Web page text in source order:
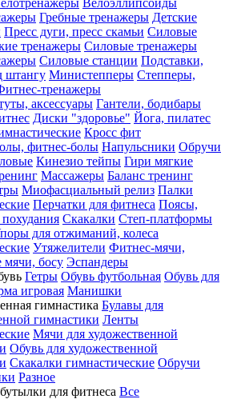
Велоэллипсоиды
Гребные тренажеры Детские
Пресс дуги, пресс скамьи Силовые
тренажеры Силовые тренажеры
Силовые станции Подставки,
штангу Министепперы Степперы,
тренажеры
аксессуары Гантели, бодибары
Диски "здоровье" Йога, пилатес
Кросс фит
фитнес-болы Напульсники Обручи
Кинезио тейпы Гири мягкие
Массажеры Баланс тренинг
Миофасциальный релиз Палки
Перчатки для фитнеса Поясы,
Скакалки Степ-платформы
для отжиманий, колеса
Утяжелители Фитнес-мячи,
мячи, босу Эспандеры
Гетры Обувь футбольная Обувь для
игровая Манишки
гимнастика Булавы для
гимнастики Ленты
Мячи для художественной
Обувь для художественной
Скакалки гимнастические Обручи
Разное
для фитнеса Все